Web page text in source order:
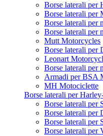
Borse laterali per
Borse laterali per
Borse laterali per
Borse laterali per
Mutt Motorcycles
Borse laterali per
Leonart
Borse laterali per
Armadi per BSA
MH Motociclette
Borse laterali per
Borse laterali per
Borse laterali per
Borse laterali per
Borse laterali per